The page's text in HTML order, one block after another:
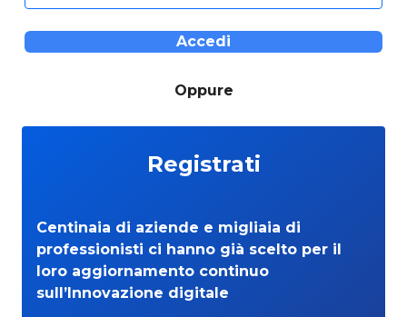
Accedi
Oppure
Registrati
Centinaia di aziende e migliaia di
professionisti ci hanno già scelto per il
loro aggiornamento continuo
sull’Innovazione digitale